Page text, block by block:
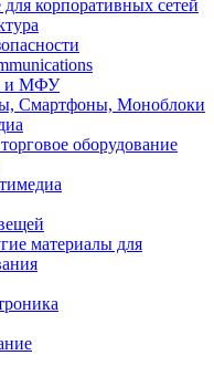
корпоративных сетей
и МФУ
Смартфоны, Моноблоки
оборудование
материалы для